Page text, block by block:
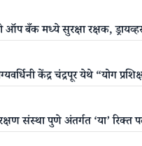
बँक मध्ये सुरक्षा रक्षक,
केंद्र चंद्रपूर येथे “योग
संस्था पुणे अंतर्गत ‘या’